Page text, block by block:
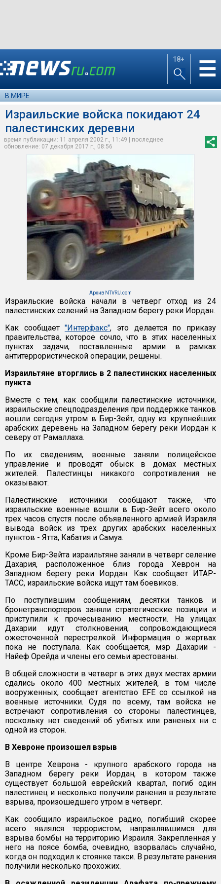
18+ ☰
В МИРЕ
Израильские войска покидают 24
палестинских деревни
время публикации: 11 апреля 2002 г., 11:49 | последнее
обновление: 07 декабря 2017 г., 08:56
Архив NTVRU.com
Израильские войска начали в четверг отход из 24
палестинских селений на Западном берегу реки Иордан.
Как сообщает"Интерфакс", это делается по приказу
правительства, которое сочло, что в этих населенных
пунктах задачи, поставленные армии в рамках
антитеррористической операции, решены.
Израильтяне вторглись в 2 палестинских населенных
пункта
Вместе с тем, как сообщили палестинские источники,
израильские спецподразделения при поддержке танков
вошли сегодня утром в Бир-Зейт, одну из крупнейших
арабских деревень на Западном берегу реки Иордан к
северу от Рамаллаха.
По их сведениям, военные заняли полицейское
управление и проводят обыск в домах местных
жителей. Палестинцы никакого сопротивления не
оказывают.
Палестинские источники сообщают также, что
израильские военные вошли в Бир-Зейт всего около
трех часов спустя после объявленного армией Израиля
вывода войск из трех других арабских населенных
пунктов - Ятта, Кабатия и Самуа.
Кроме Бир-Зейта израильтяне заняли в четверг селение
Дахария, расположенное близ города Хеврон на
Западном берегу реки Иордан. Как сообщает ИТАР-
ТАСС, израильские войска ищут там боевиков.
По поступившим сообщениям, десятки танков и
бронетранспортеров заняли стратегические позиции и
приступили к прочесыванию местности. На улицах
Дахарии идут столкновения, сопровождающиеся
ожесточенной перестрелкой. Информация о жертвах
пока не поступала. Как сообщается, мэр Дахарии -
Найеф Орейда и члены его семьи арестованы.
В общей сложности в четверг в этих двух местах армии
сдались около 400 местных жителей, в том числе
вооруженных, сообщает агентство EFE со ссылкой на
военные источники. Судя по всему, там войска не
встречают сопротивления со стороны палестинцев,
поскольку нет сведений об убитых или раненых ни с
одной из сторон.
В Хевроне произошел взрыв
В центре Хеврона - крупного арабского города на
Западном берегу реки Иордан, в котором также
существует большой еврейский квартал, погиб один
палестинец и несколько получили ранения в результате
взрыва, произошедшего утром в четверг.
Как сообщило израильское радио, погибший скорее
всего являлся террористом, направлявшимся для
взрыва бомбы на территорию Израиля. Закрепленная у
него на поясе бомба, очевидно, взорвалась случайно,
когда он подходил к стоянке такси. В результате ранения
получили несколько прохожих.